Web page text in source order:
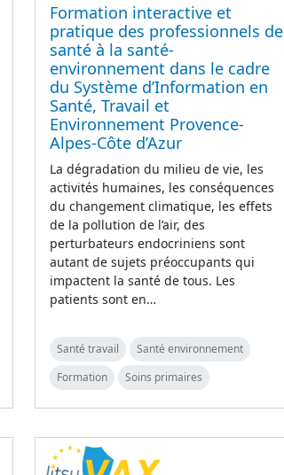
Formation interactive et
pratique des professionnels de
santé à la santé-
environnement dans le cadre
du Système d’Information en
Santé, Travail et
Environnement Provence-
Alpes-Côte d’Azur
La dégradation du milieu de vie, les
activités humaines, les conséquences
du changement climatique, les effets
de la pollution de l’air, des
perturbateurs endocriniens sont
autant de sujets préoccupants qui
impactent la santé de tous. Les
patients sont en…
Santé travail
Santé environnement
Formation
Soins primaires